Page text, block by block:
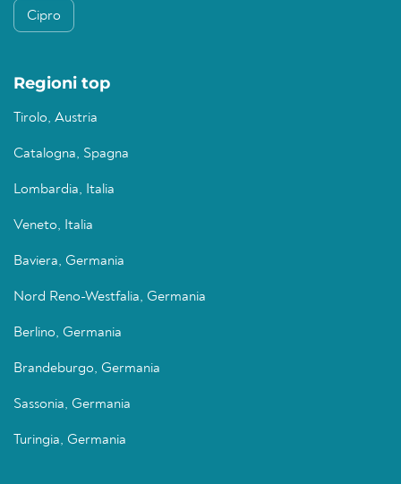
Cipro
Regioni top
Tirolo, Austria
Catalogna, Spagna
Lombardia, Italia
Veneto, Italia
Baviera, Germania
Nord Reno-Westfalia, Germania
Berlino, Germania
Brandeburgo, Germania
Sassonia, Germania
Turingia, Germania